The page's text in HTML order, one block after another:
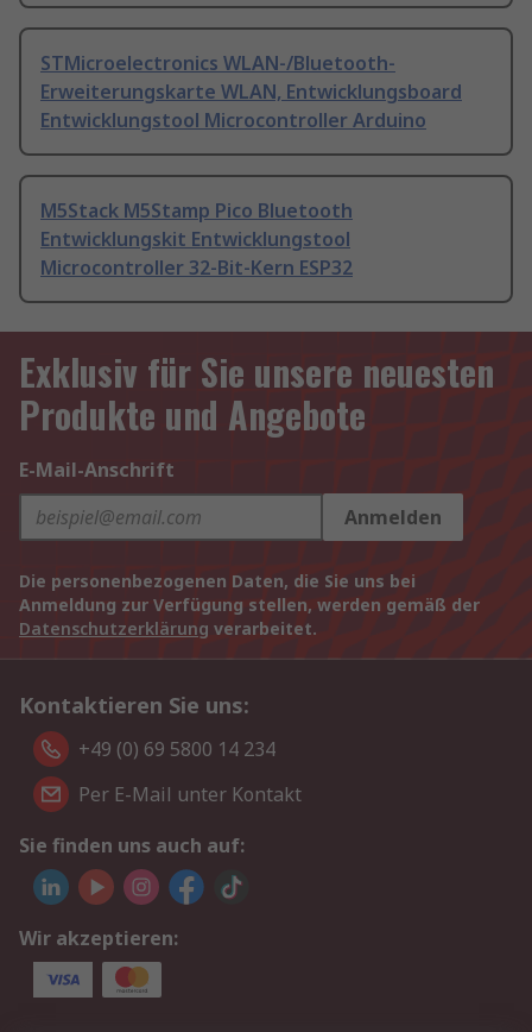
STMicroelectronics WLAN-/Bluetooth-
Erweiterungskarte WLAN, Entwicklungsboard
Entwicklungstool Microcontroller Arduino
M5Stack M5Stamp Pico Bluetooth
Entwicklungskit Entwicklungstool
Microcontroller 32-Bit-Kern ESP32
Exklusiv für Sie unsere neuesten
Produkte und Angebote
E-Mail-Anschrift
Anmelden
Die personenbezogenen Daten, die Sie uns bei
Anmeldung zur Verfügung stellen, werden gemäß der
Datenschutzerklärung verarbeitet.
Kontaktieren Sie uns:
+49 (0) 69 5800 14 234
Per E-Mail unter Kontakt
Sie finden uns auch auf:
Wir akzeptieren: